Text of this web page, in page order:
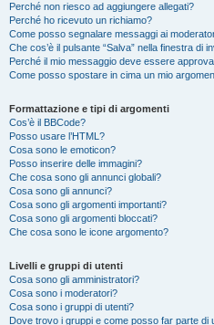
Perché non riesco ad aggiungere allegati?
Perché ho ricevuto un richiamo?
Come posso segnalare messaggi ai
Che cos’è il pulsante “Salva” nella finestra di
Perché il mio messaggio deve essere
Come posso spostare in cima un mio
Formattazione e tipi di argomenti
Cos’è il BBCode?
Posso usare l’HTML?
Cosa sono le emoticon?
Posso inserire delle immagini?
Che cosa sono gli annunci globali?
Cosa sono gli annunci?
Cosa sono gli argomenti importanti?
Cosa sono gli argomenti bloccati?
Che cosa sono le icone argomento?
Livelli e gruppi di utenti
Cosa sono gli amministratori?
Cosa sono i moderatori?
Cosa sono i gruppi di utenti?
Dove trovo i gruppi e come posso far parte di